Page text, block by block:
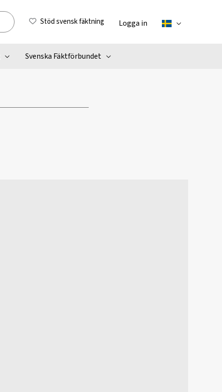
Stöd svensk fäktning Logga in
Svenska Fäktförbundet